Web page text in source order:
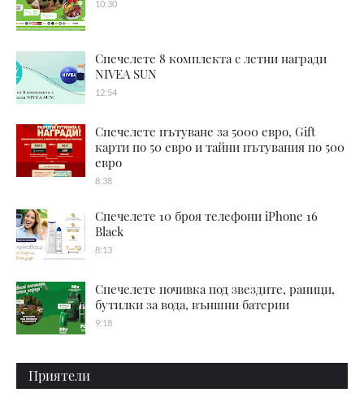
10:30
Спечелете 8 комплекта с летни награди
NIVEA SUN
12:54
Спечелете пътуване за 5000 евро, Gift
карти по 50 евро и тайни пътувания по 500
евро
8:38
Спечелете 10 броя телефони iPhone 16
Black
8:13
Спечелете почивка под звездите, раници,
бутилки за вода, външни батерии
9:18
Приятели